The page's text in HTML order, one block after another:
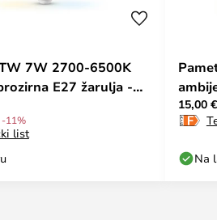
7W 2700-6500K
E27 žarulja -
-11%
list
15,00 €
Na